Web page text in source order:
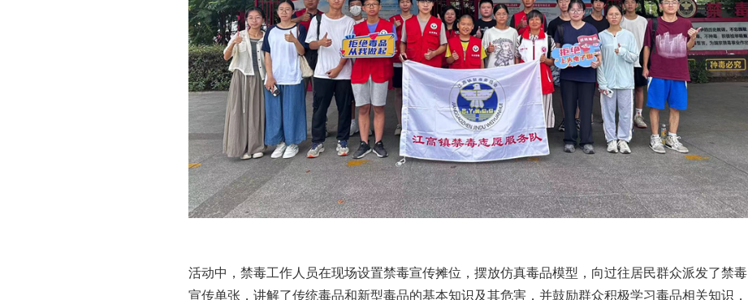
活动中，禁毒工作人员在现场设置禁毒宣传摊位，摆放仿真毒品模型，向过往居民群众派发了禁毒
宣传单张，讲解了传统毒品和新型毒品的基本知识及其危害，并鼓励群众积极学习毒品相关知识，